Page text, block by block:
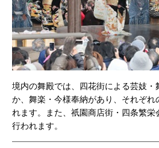
境内の舞殿では、四花街による芸妓・
か、舞楽・今様奉納があり、それぞれ
れます。また、祇園商店街・四条繁栄
行われます。